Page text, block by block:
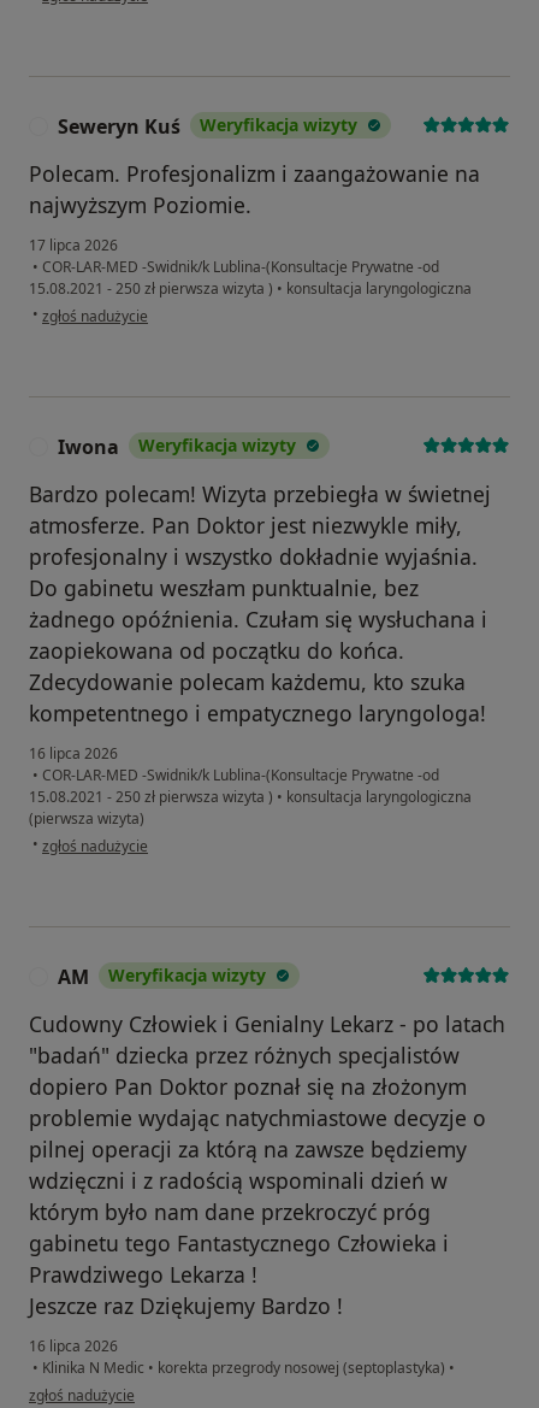
Seweryn Kuś Weryfikacja wizyty
Polecam. Profesjonalizm i zaangażowanie na
najwyższym Poziomie.
17 lipca 2026
• COR-LAR-MED -Swidnik/k Lublina-(Konsultacje Prywatne -od
15.08.2021 - 250 zł pierwsza wizyta ) • konsultacja laryngologiczna
• w opinii użytkownika Seweryn Kuś
zgłoś nadużycie
Iwona Weryfikacja wizyty
Bardzo polecam! Wizyta przebiegła w świetnej
atmosferze. Pan Doktor jest niezwykle miły,
profesjonalny i wszystko dokładnie wyjaśnia.
Do gabinetu weszłam punktualnie, bez
żadnego opóźnienia. Czułam się wysłuchana i
zaopiekowana od początku do końca.
Zdecydowanie polecam każdemu, kto szuka
kompetentnego i empatycznego laryngologa!
16 lipca 2026
• COR-LAR-MED -Swidnik/k Lublina-(Konsultacje Prywatne -od
15.08.2021 - 250 zł pierwsza wizyta ) • konsultacja laryngologiczna
(pierwsza wizyta)
• w opinii użytkownika Iwona
zgłoś nadużycie
AM Weryfikacja wizyty
Cudowny Człowiek i Genialny Lekarz - po latach
"badań" dziecka przez różnych specjalistów
dopiero Pan Doktor poznał się na złożonym
problemie wydając natychmiastowe decyzje o
pilnej operacji za którą na zawsze będziemy
wdzięczni i z radością wspominali dzień w
którym było nam dane przekroczyć próg
gabinetu tego Fantastycznego Człowieka i
Prawdziwego Lekarza !
Jeszcze raz Dziękujemy Bardzo !
16 lipca 2026
• Klinika N Medic • korekta przegrody nosowej (septoplastyka) •
w opinii użytkownika AM
zgłoś nadużycie